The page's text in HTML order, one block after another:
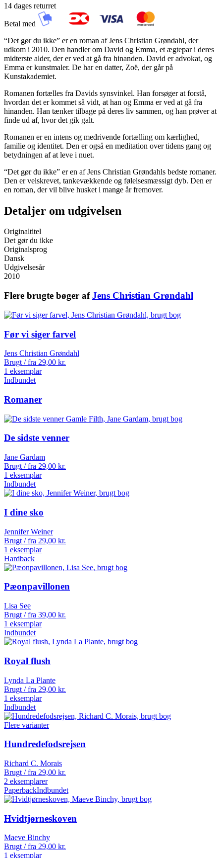
14 dages returret
Betal med
“Det gør du ikke” er en roman af Jens Christian Grøndahl, der
udkom i 2010. Den handler om David og Emma, et ægtepar i deres
midterste alder, der er ved at gå fra hinanden. David er advokat, og
Emma er kunstmaler. De har en datter, Zoë, der går på
Kunstakademiet.
Romanen fortælles fra Davids synsvinkel. Han forsøger at forstå,
hvordan det er kommet så vidt, at han og Emma er ved at gå fra
hinanden. Han tænker tilbage på deres liv sammen, og han prøver at
finde ud af, hvor det gik galt.
Romanen er en intens og medrivende fortælling om kærlighed,
familie og identitet. Den er også en meditation over tidens gang og
betydningen af at leve i nuet.
“Det gør du ikke” er en af Jens Christian Grøndahls bedste romaner.
Den er velskrevet, tankevækkende og følelsesmæssigt dyb. Den er
en roman, der vil blive husket i mange år fremover.
Detaljer om udgivelsen
Originaltitel
Det gør du ikke
Originalsprog
Dansk
Udgivelsesår
2010
Flere brugte bøger afJens Christian Grøndahl
Før vi siger farvel
Jens Christian Grøndahl
Brugt / fra 29,00 kr.
1 eksemplar
Indbundet
Romaner
De sidste venner
Jane Gardam
Brugt / fra 29,00 kr.
1 eksemplar
Indbundet
I dine sko
Jennifer Weiner
Brugt / fra 29,00 kr.
1 eksemplar
Hardback
Pæonpavillonen
Lisa See
Brugt / fra 39,00 kr.
1 eksemplar
Indbundet
Royal flush
Lynda La Plante
Brugt / fra 29,00 kr.
1 eksemplar
Indbundet
Flere varianter
Hundredefodsrejsen
Richard C. Morais
Brugt / fra 29,00 kr.
2 eksemplarer
PaperbackIndbundet
Hvidtjørneskoven
Maeve Binchy
Brugt / fra 29,00 kr.
1 eksemplar